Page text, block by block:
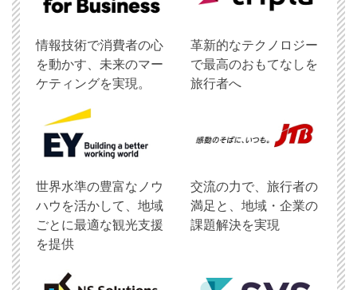
情報技術で消費者の心
を動かす、未来のマー
ケティングを実現。
革新的なテクノロジー
で最高のおもてなしを
旅行者へ
世界水準の豊富なノウ
ハウを活かして、地域
ごとに最適な観光支援
を提供
交流の力で、旅行者の
満足と、地域・企業の
課題解決を実現